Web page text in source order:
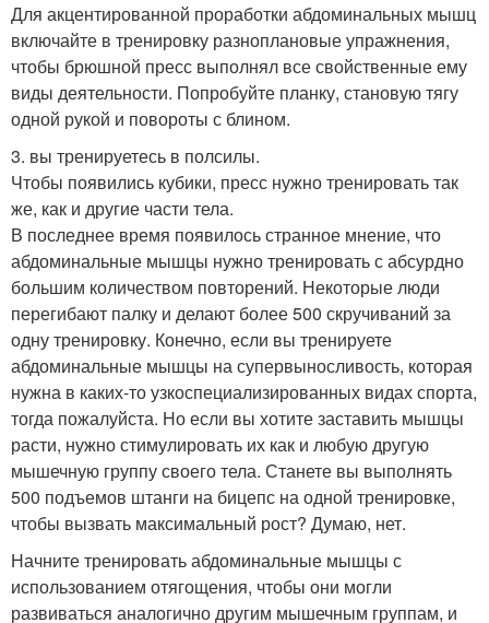
Для акцентированной проработки абдоминальных мышц
включайте в тренировку разноплановые упражнения,
чтобы брюшной пресс выполнял все свойственные ему
виды деятельности. Попробуйте планку, становую тягу
одной рукой и повороты с блином.
3. вы тренируетесь в полсилы.
Чтобы появились кубики, пресс нужно тренировать так
же, как и другие части тела.
В последнее время появилось странное мнение, что
абдоминальные мышцы нужно тренировать с абсурдно
большим количеством повторений. Некоторые люди
перегибают палку и делают более 500 скручиваний за
одну тренировку. Конечно, если вы тренируете
абдоминальные мышцы на супервыносливость, которая
нужна в каких-то узкоспециализированных видах спорта,
тогда пожалуйста. Но если вы хотите заставить мышцы
расти, нужно стимулировать их как и любую другую
мышечную группу своего тела. Станете вы выполнять
500 подъемов штанги на бицепс на одной тренировке,
чтобы вызвать максимальный рост? Думаю, нет.
Начните тренировать абдоминальные мышцы с
использованием отягощения, чтобы они могли
развиваться аналогично другим мышечным группам, и